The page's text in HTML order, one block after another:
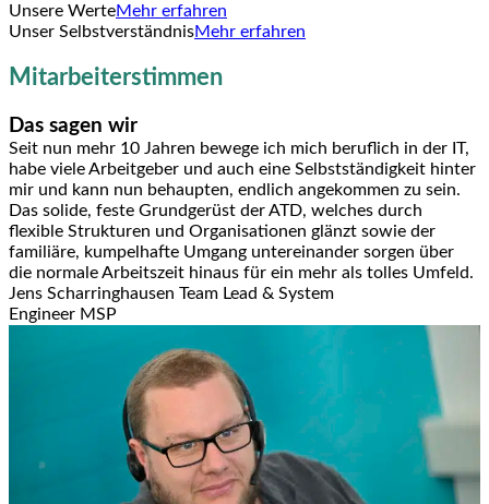
Unsere WerteMehr erfahren
Unser SelbstverständnisMehr erfahren
Mitarbeiterstimmen
Das sagen wir
Seit nun mehr 10 Jahren bewege ich mich beruflich in der IT,
habe viele Arbeitgeber und auch eine Selbstständigkeit hinter
mir und kann nun behaupten, endlich angekommen zu sein.
Das solide, feste Grundgerüst der ATD, welches durch
flexible Strukturen und Organisationen glänzt sowie der
familiäre, kumpelhafte Umgang untereinander sorgen über
die normale Arbeitszeit hinaus für ein mehr als tolles Umfeld.
Jens Scharringhausen Team Lead & System
Engineer MSP